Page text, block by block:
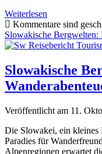
Weiterlesen
Land
der
endlosen
Mein
Abenteuer
in
Mongolei
Kommentare sind
Slowakische Bergwelten:
Slowakische
Veröffentlicht am 11.
Die Slowakei, ein kleines
Paradies für
Alpenregionen erwartet